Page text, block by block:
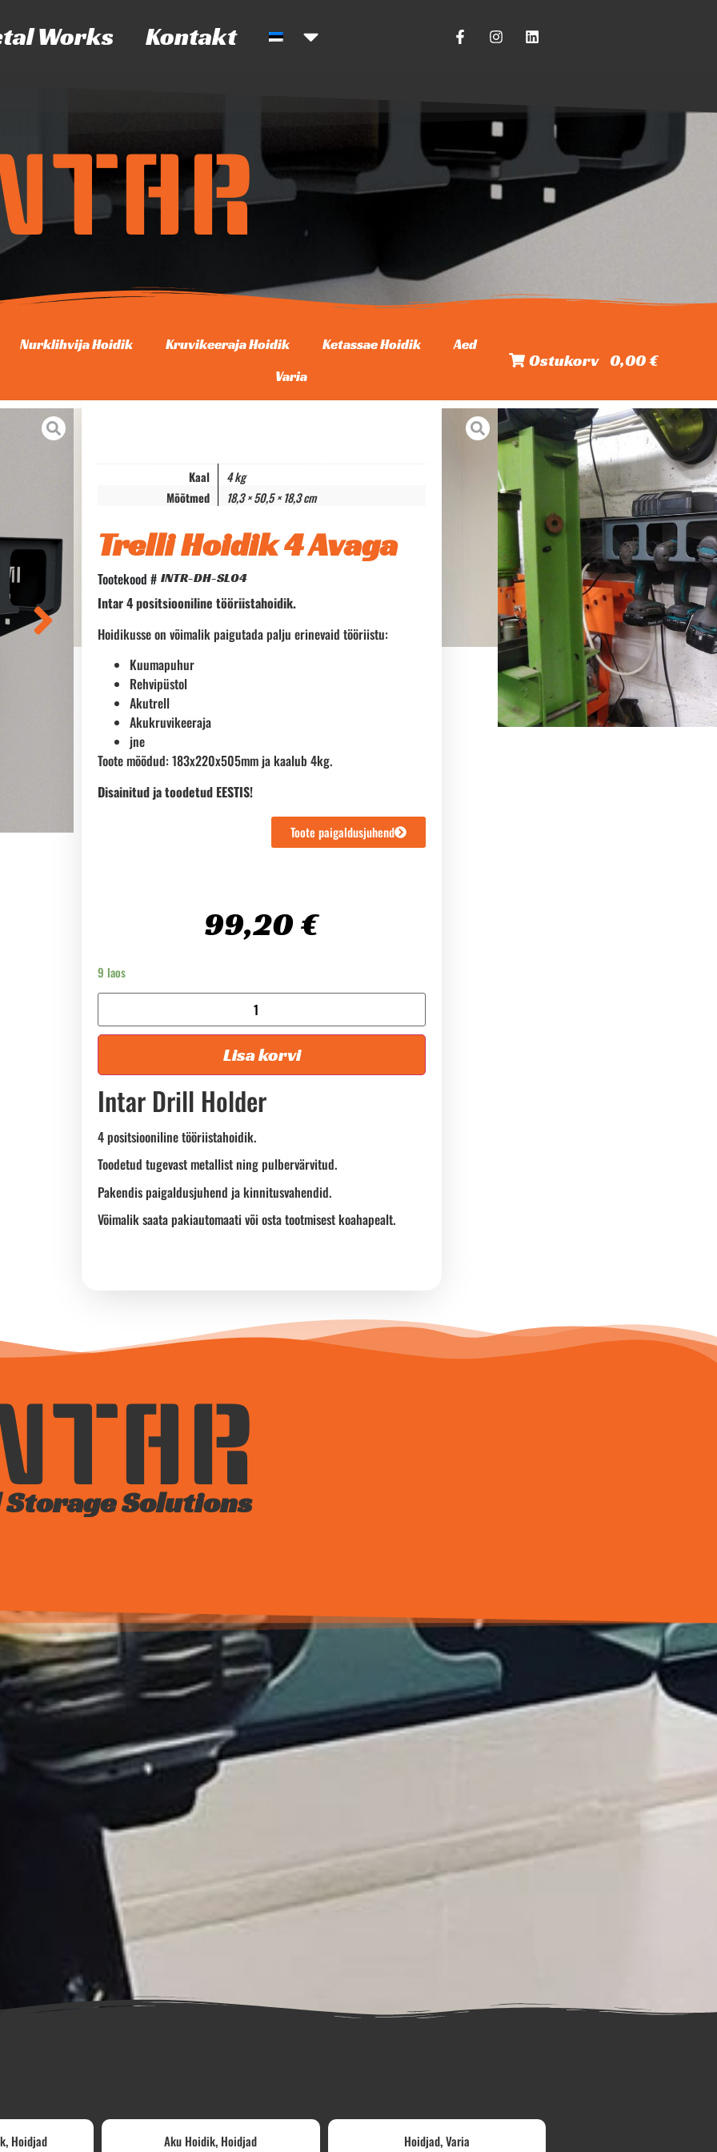
Works Kontakt
Nurklihvija Hoidik Kruvikeeraja Hoidik Ketassae Hoidik
Aed
Varia
Ostukorv 0,00 €
Kaal
4 kg
Mõõtmed
18,3 × 50,5 × 18,3 cm
Trelli Hoidik 4 Avaga
Tootekood # INTR-DH-SL04
Intar 4 positsiooniline tööriistahoidik.
Hoidikusse on võimalik paigutada palju erinevaid tööriistu:
Kuumapuhur
Rehvipüstol
Akutrell
Akukruvikeeraja
jne
Toote mõõdud: 183x220x505mm ja kaalub 4kg.
Disainitud ja toodetud EESTIS!
Toote paigaldusjuhend
99,20€
9 laos
Lisa korvi
Intar Drill Holder
4 positsiooniline tööriistahoidik.
Toodetud tugevast metallist ning pulbervärvitud.
Pakendis paigaldusjuhend ja kinnitusvahendid.
Võimalik saata pakiautomaati või osta tootmisest koahapealt.
Storage Solutions
, Hoidjad Aku Hoidik, Hoidjad Hoidjad,Varia